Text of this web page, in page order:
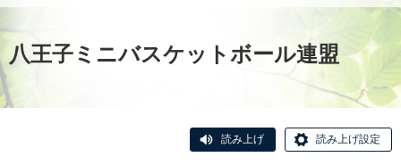
八王子ミニバスケットボール連盟
読み上げ 読み上げ設定